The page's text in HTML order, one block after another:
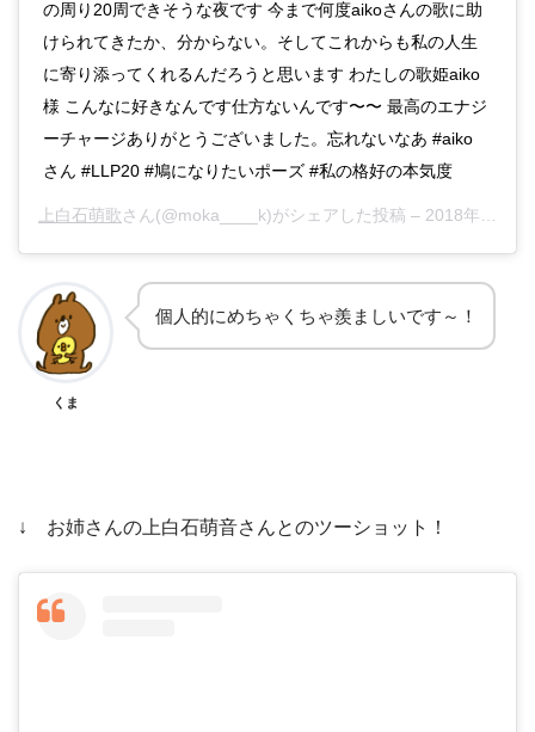
の周り20周できそうな夜です 今まで何度aikoさんの歌に助
けられてきたか、分からない。そしてこれからも私の人生
に寄り添ってくれるんだろうと思います わたしの歌姫aiko
様 こんなに好きなんです仕方ないんです〜〜 最高のエナジ
ーチャージありがとうございました。忘れないなあ #aiko
さん #LLP20 #鳩になりたいポーズ #私の格好の本気度
上白石萌歌さん(@moka____k)がシェアした投稿 – 2018年 6月月23日午前8時37分PDT
くま
個人的にめちゃくちゃ羨ましいです～！
↓ お姉さんの上白石萌音さんとのツーショット！